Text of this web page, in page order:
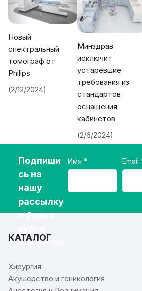
Новый
спектральный
томограф от
Philips
(2/12/2024)
Минздрав
исключит
устаревшие
требования из
стандартов
оснащения
кабинетов
(2/6/2024)
Подпиши
сь на
нашу
рассылку
и будь в
новостей!
Имя Email
КАТАЛОГ
Хирургия
Акушерство и геникология